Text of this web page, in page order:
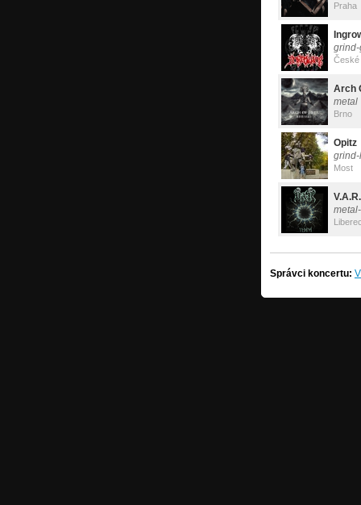
Praha
České
Arch
metal
Brno
Opitz
Most
V.A.R.
Správci koncertu: